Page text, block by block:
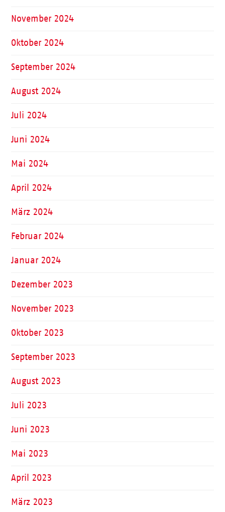
November 2024
Oktober 2024
September 2024
August 2024
Juli 2024
Juni 2024
Mai 2024
April 2024
März 2024
Februar 2024
Januar 2024
Dezember 2023
November 2023
Oktober 2023
September 2023
August 2023
Juli 2023
Juni 2023
Mai 2023
April 2023
März 2023